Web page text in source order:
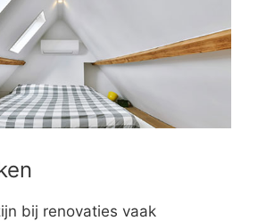
bij renovaties vaak